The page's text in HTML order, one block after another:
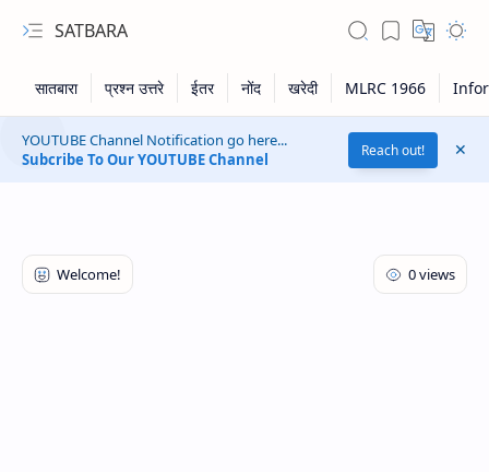
SATBARA
YOUTUBE Channel Notification go here...
Subcribe To Our YOUTUBE Channel
Reach out!